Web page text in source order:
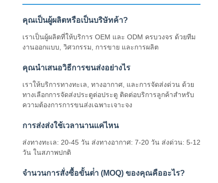
คุณเป็นผู้ผลิตหรือเป็นบริษัทค้า?
เราเป็นผู้ผลิตที่ให้บริการ OEM และ ODM ครบวงจร ด้วยทีม
งานออกแบบ, วิศวกรรม, การขาย และการผลิต
คุณนําเสนอวิธีการขนส่งอย่างไร
เราให้บริการทางทะเล, ทางอากาศ, และการจัดส่งด่วน ด้วย
ทางเลือกการจัดส่งประตูต่อประตู ติดต่อบริการลูกค้าสําหรับ
ความต้องการการขนส่งเฉพาะเจาะจง
การส่งส่งใช้เวลานานแค่ไหน
ส่งทางทะเล: 20-45 วัน ส่งทางอากาศ: 7-20 วัน ส่งด่วน: 5-12
วัน ในสภาพปกติ
จํานวนการสั่งซื้อขั้นต่ํา (MOQ) ของคุณคืออะไร?